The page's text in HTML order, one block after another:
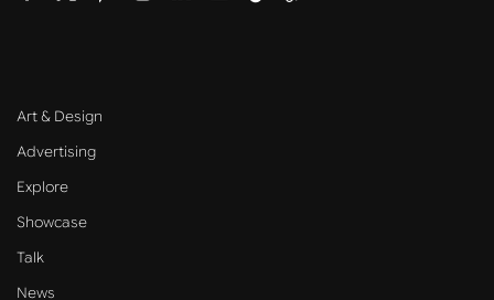
Art & Design
Advertising
Explore
Showcase
Talk
News